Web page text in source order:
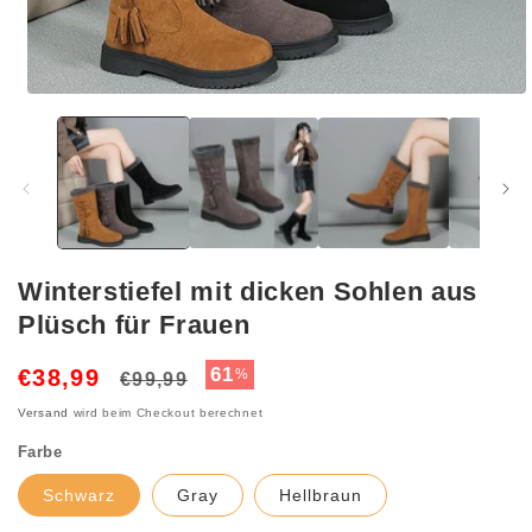
Modal
öffnen
Winterstiefel mit dicken Sohlen aus
Plüsch für Frauen
€38,99
Normaler
€99,99 Verkaufspreis
61%
Versand wird beim Checkout berechnet
Farbe
Schwarz Gray Hellbraun